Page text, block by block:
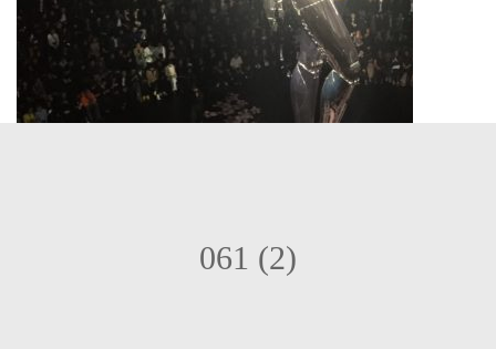
061 (2)